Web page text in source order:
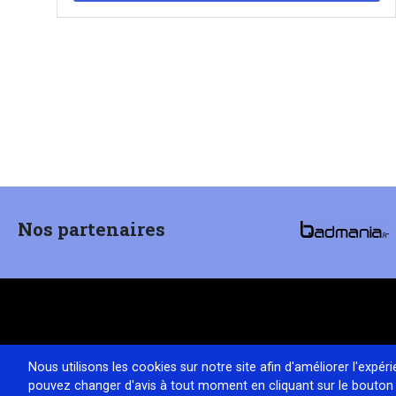
Nos partenaires
Nous utilisons les cookies sur notre site afin d'améliorer
pouvez changer d'avis à tout moment en cliquant sur le